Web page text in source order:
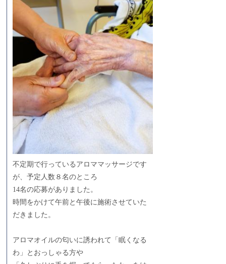
不定期で行っているアロママッサージです
が、予定人数８名のところ
14名の応募がありました。
時間をかけて午前と午後に施術させていた
だきました。
アロマオイルの匂いに誘われて「眠くなる
わ」とおっしゃる方や